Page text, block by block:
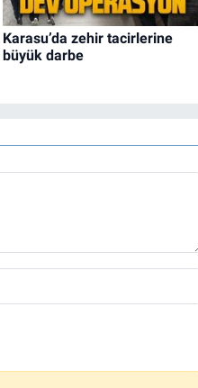
Karasu’da zehir tacirlerine
büyük darbe